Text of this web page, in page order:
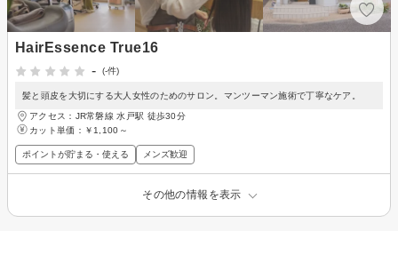
HairEssence True16
-
(-件)
髪と頭皮を大切にする大人女性のためのサロン。マンツーマン施術で丁寧なケア。
アクセス：JR常磐線 水戸駅 徒歩30分
カット単価： ￥1,100～
ポイントが貯まる・使える メンズ歓迎
その他の情報を表示